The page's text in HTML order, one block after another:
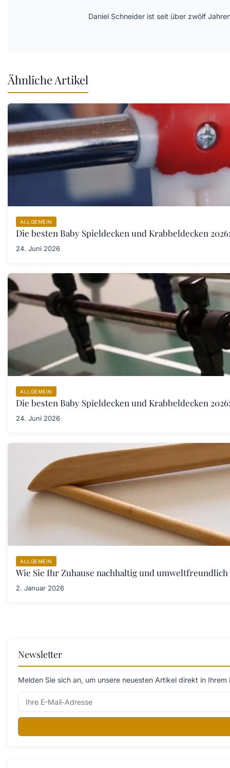
Daniel Schneider ist seit über zwölf
Ähnliche Artikel
ALLGEMEIN
Die besten Baby Spieldecken und Krabbeldecken
24. Juni 2026
ALLGEMEIN
Die besten Baby Spieldecken und Krabbeldecken
24. Juni 2026
ALLGEMEIN
Wie Sie Ihr Zuhause nachhaltig und umweltfreundlich
2. Januar 2026
Newsletter
Melden Sie sich an, um unsere neuesten Artikel direkt in